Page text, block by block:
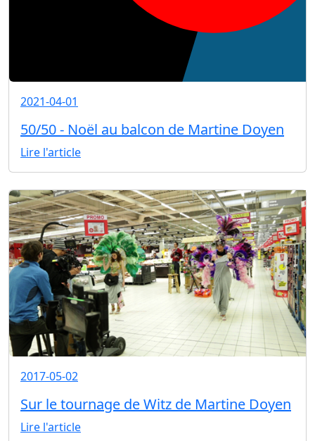
2021-04-01
50/50 - Noël au balcon de Martine Doyen
Lire l'article
2017-05-02
Sur le tournage de Witz de Martine Doyen
Lire l'article